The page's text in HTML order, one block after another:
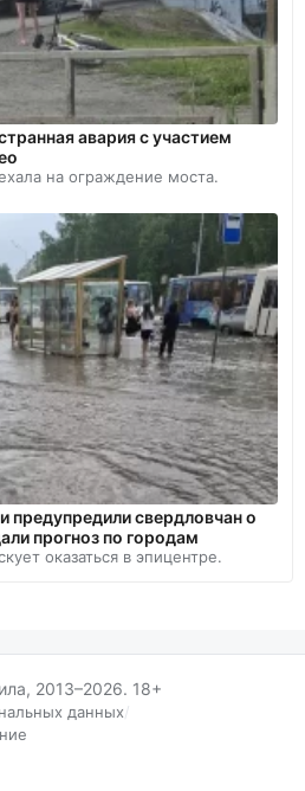
авария с участием
на ограждение моста.
предупредили свердловчан о
прогноз по городам
оказаться в эпицентре.
2013–2026. 18+
данных/